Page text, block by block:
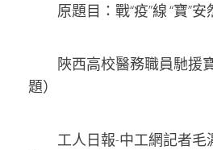
原題目：戰“疫”線 “寶”安
陜西高校醫務職員馳援
題）
工人日報-中工網記者毛